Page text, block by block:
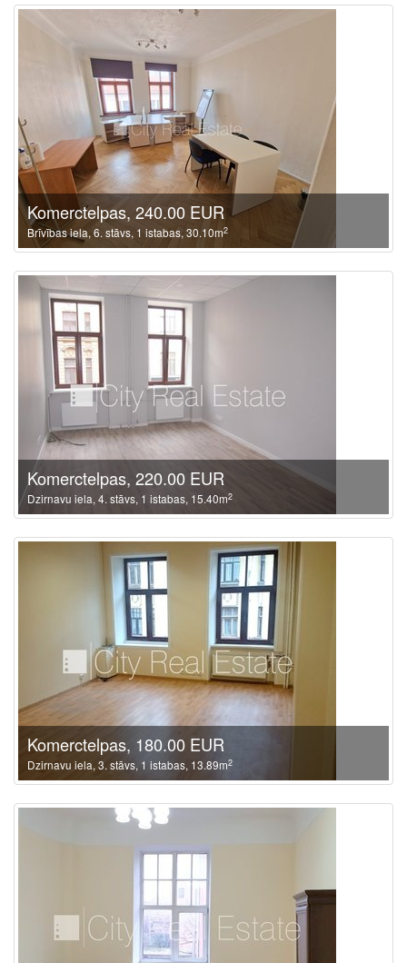
Komerctelpas, 240.00 EUR
Brīvības iela, 6. stāvs, 1 istabas, 30.10m2
Komerctelpas, 220.00 EUR
Dzirnavu iela, 4. stāvs, 1 istabas, 15.40m2
Komerctelpas, 180.00 EUR
Dzirnavu iela, 3. stāvs, 1 istabas, 13.89m2